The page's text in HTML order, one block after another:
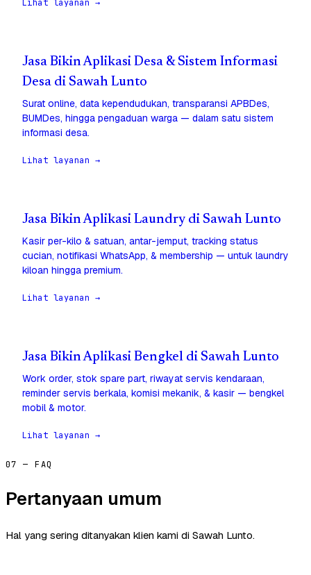
Lihat layanan →
Jasa Bikin Aplikasi Desa & Sistem Informasi
Desa di Sawah Lunto
Surat online, data kependudukan, transparansi APBDes,
BUMDes, hingga pengaduan warga — dalam satu sistem
informasi desa.
Lihat layanan →
Jasa Bikin Aplikasi Laundry di Sawah Lunto
Kasir per-kilo & satuan, antar-jemput, tracking status
cucian, notifikasi WhatsApp, & membership — untuk laundry
kiloan hingga premium.
Lihat layanan →
Jasa Bikin Aplikasi Bengkel di Sawah Lunto
Work order, stok spare part, riwayat servis kendaraan,
reminder servis berkala, komisi mekanik, & kasir — bengkel
mobil & motor.
Lihat layanan →
07 — FAQ
Pertanyaan umum
Hal yang sering ditanyakan klien kami di Sawah Lunto.